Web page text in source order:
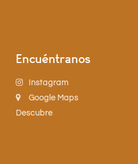
Encuéntranos
Instagram
Google Maps
Descubre